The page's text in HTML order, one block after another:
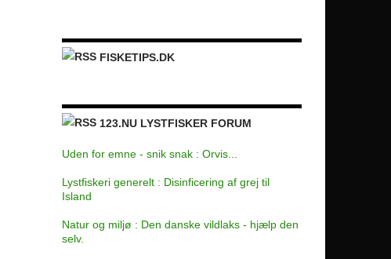
FISKETIPS.DK
123.NU LYSTFISKER FORUM
Uden for emne - snik snak : Orvis...
Lystfiskeri generelt : Disinficering af grej til
Island
Natur og miljø : Den danske vildlaks - hjælp den
selv.